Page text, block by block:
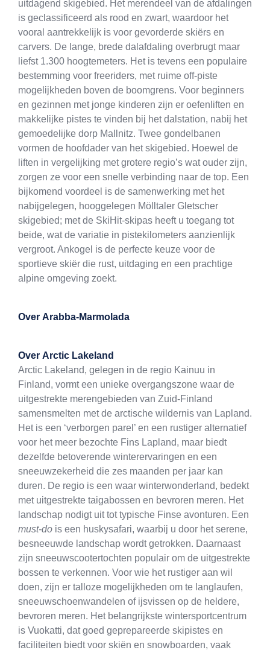
uitdagend skigebied. Het merendeel van de afdalingen
is geclassificeerd als rood en zwart, waardoor het
vooral aantrekkelijk is voor gevorderde skiërs en
carvers. De lange, brede dalafdaling overbrugt maar
liefst 1.300 hoogtemeters. Het is tevens een populaire
bestemming voor freeriders, met ruime off-piste
mogelijkheden boven de boomgrens. Voor beginners
en gezinnen met jonge kinderen zijn er oefenliften en
makkelijke pistes te vinden bij het dalstation, nabij het
gemoedelijke dorp Mallnitz. Twee gondelbanen
vormen de hoofdader van het skigebied. Hoewel de
liften in vergelijking met grotere regio’s wat ouder zijn,
zorgen ze voor een snelle verbinding naar de top. Een
bijkomend voordeel is de samenwerking met het
nabijgelegen, hooggelegen Mölltaler Gletscher
skigebied; met de SkiHit-skipas heeft u toegang tot
beide, wat de variatie in pistekilometers aanzienlijk
vergroot. Ankogel is de perfecte keuze voor de
sportieve skiër die rust, uitdaging en een prachtige
alpine omgeving zoekt.
Over Arabba-Marmolada
Over Arctic Lakeland
Arctic Lakeland, gelegen in de regio Kainuu in
Finland, vormt een unieke overgangszone waar de
uitgestrekte merengebieden van Zuid-Finland
samensmelten met de arctische wildernis van Lapland.
Het is een ‘verborgen parel’ en een rustiger alternatief
voor het meer bezochte Fins Lapland, maar biedt
dezelfde betoverende winterervaringen en een
sneeuwzekerheid die zes maanden per jaar kan
duren. De regio is een waar winterwonderland, bedekt
met uitgestrekte taigabossen en bevroren meren. Het
landschap nodigt uit tot typische Finse avonturen. Een
must-do is een huskysafari, waarbij u door het serene,
besneeuwde landschap wordt getrokken. Daarnaast
zijn sneeuwscootertochten populair om de uitgestrekte
bossen te verkennen. Voor wie het rustiger aan wil
doen, zijn er talloze mogelijkheden om te langlaufen,
sneeuwschoenwandelen of ijsvissen op de heldere,
bevroren meren. Het belangrijkste wintersportcentrum
is Vuokatti, dat goed geprepareerde skipistes en
faciliteiten biedt voor skiën en snowboarden, vaak